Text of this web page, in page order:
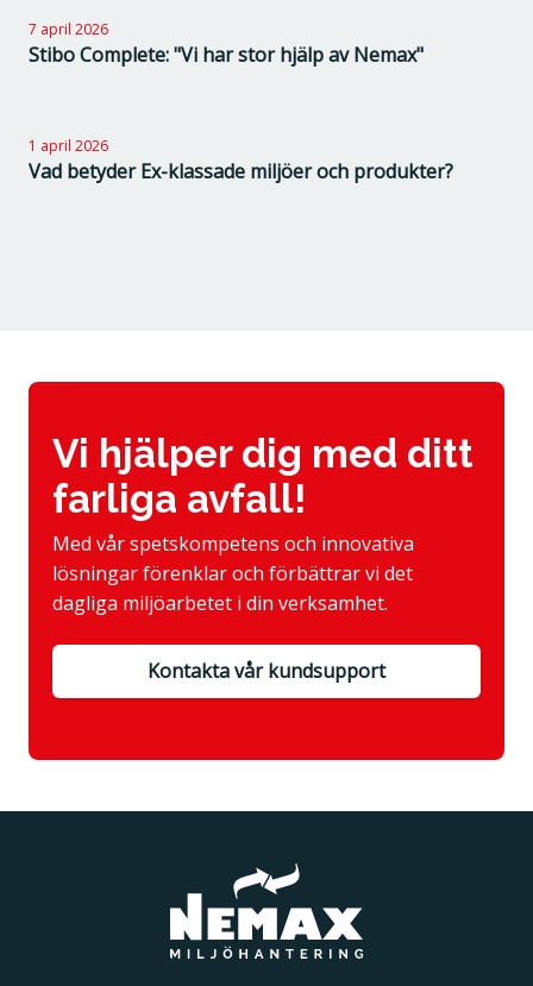
7 april 2026
Stibo Complete: "Vi har stor hjälp av Nemax"
1 april 2026
Vad betyder Ex-klassade miljöer och produkter?
Vi hjälper dig med ditt
farliga avfall!
Med vår spetskompetens och innovativa
lösningar förenklar och förbättrar vi det
dagliga miljöarbetet i din verksamhet.
Kontakta vår kundsupport